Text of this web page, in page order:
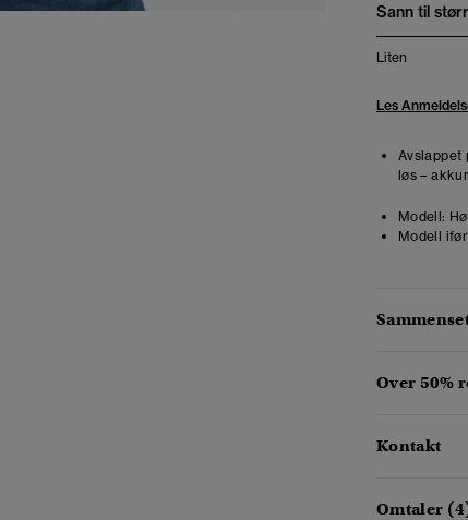
Sann til
Liten
Les
Avslappet
løs –
Modell:
Modell
Over 50%
Kontakt
Omtaler